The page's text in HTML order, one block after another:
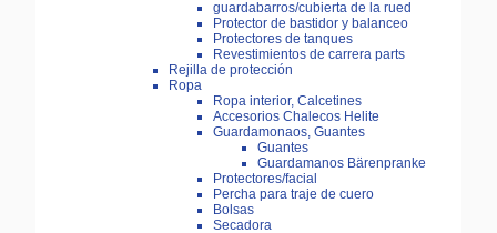
guardabarros/cubierta de la rued
Protector de bastidor y balanceo
Protectores de tanques
Revestimientos de carrera parts
Rejilla de protección
Ropa
Ropa interior, Calcetines
Accesorios Chalecos Helite
Guardamonaos, Guantes
Guantes
Guardamanos Bärenpranke
Protectores/facial
Percha para traje de cuero
Bolsas
Secadora